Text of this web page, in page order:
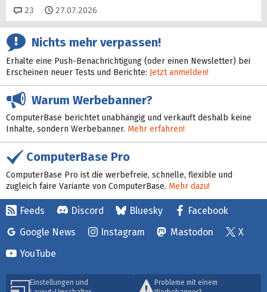
23 Kommentare
27.07.2026
Nichts mehr verpassen!
Erhalte eine Push-Benachrichtigung (oder einen Newsletter) bei
Erscheinen neuer Tests und Berichte: Jetzt anmelden!
Warum Werbebanner?
ComputerBase berichtet unabhängig und verkauft deshalb keine
Inhalte, sondern Werbebanner. Mehr erfahren!
ComputerBase Pro
ComputerBase Pro ist die werbefreie, schnelle, flexible und
zugleich faire Variante von ComputerBase. Mehr dazu!
Feeds Discord Bluesky
Facebook
Google News
Instagram Mastodon
X
YouTube
Einstellungen und
Probleme mit einem